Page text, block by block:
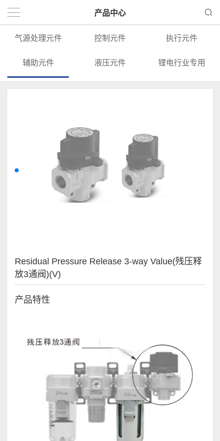
产品中心
气源处理元件 控制元件 执行元件
辅助元件 液压元件 锂电行业专用
Residual Pressure Release 3-way Value(残压释
放3通阀)(V)
产品特性